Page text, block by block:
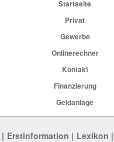
Startseite
Privat
Gewerbe
Onlinerechner
Kontakt
Finanzierung
Geldanlage
Erstinformation Lexikon